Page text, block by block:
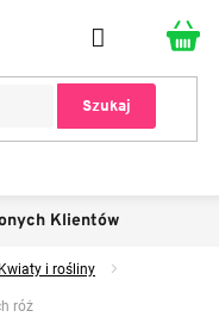
Szukaj
Klientów
Kwiaty i rośliny
róż